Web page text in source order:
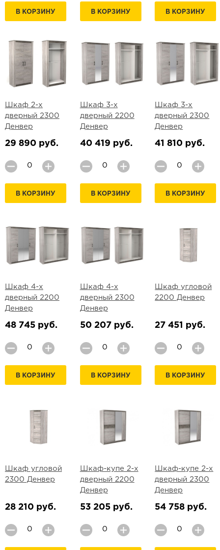
В КОРЗИНУ В КОРЗИНУ В КОРЗИНУ
Шкаф 2-х
дверный 2300
Денвер
29 890 руб.
В КОРЗИНУ
Шкаф 3-х
дверный 2200
Денвер
40 419 руб.
В КОРЗИНУ
Шкаф 3-х
дверный 2300
Денвер
41 810 руб.
В КОРЗИНУ
Шкаф 4-х
дверный 2200
Денвер
48 745 руб.
В КОРЗИНУ
Шкаф 4-х
дверный 2300
Денвер
50 207 руб.
В КОРЗИНУ
Шкаф угловой
2200 Денвер
27 451 руб.
В КОРЗИНУ
Шкаф угловой
2300 Денвер
28 210 руб.
Шкаф-купе 2-х
дверный 2200
Денвер
53 205 руб.
Шкаф-купе 2-х
дверный 2300
Денвер
54 758 руб.